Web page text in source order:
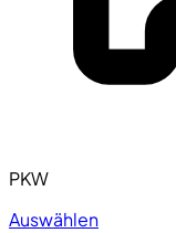
PKW
Auswählen